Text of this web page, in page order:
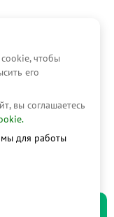
в т.ч.
Условия
сервисе
без
чтобы
его
вы соглашаетесь
для работы